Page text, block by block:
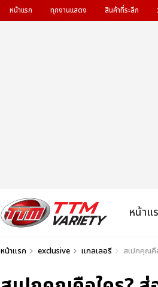
หน้าแรก ทุกงานแสดง สินค้าที่ระลึก
หน้าแ
หน้าแรก exclusive แกลเลอรี สเปกคุณคื